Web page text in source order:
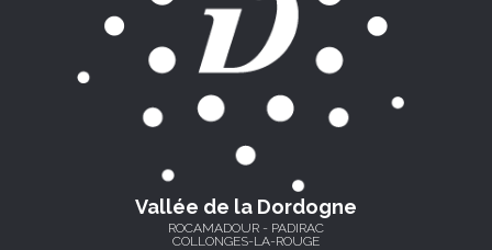
Vallée de la Dordogne
ROCAMADOUR - PADIRAC
COLLONGES-LA-ROUGE